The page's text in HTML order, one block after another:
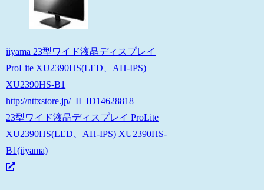
iiyama 23型ワイド液晶ディスプレイ
ProLite XU2390HS(LED、AH-IPS)
XU2390HS-B1
http://nttxstore.jp/_II_ID14628818
23型ワイド液晶ディスプレイ ProLite
XU2390HS(LED、AH-IPS) XU2390HS-
B1(iiyama)